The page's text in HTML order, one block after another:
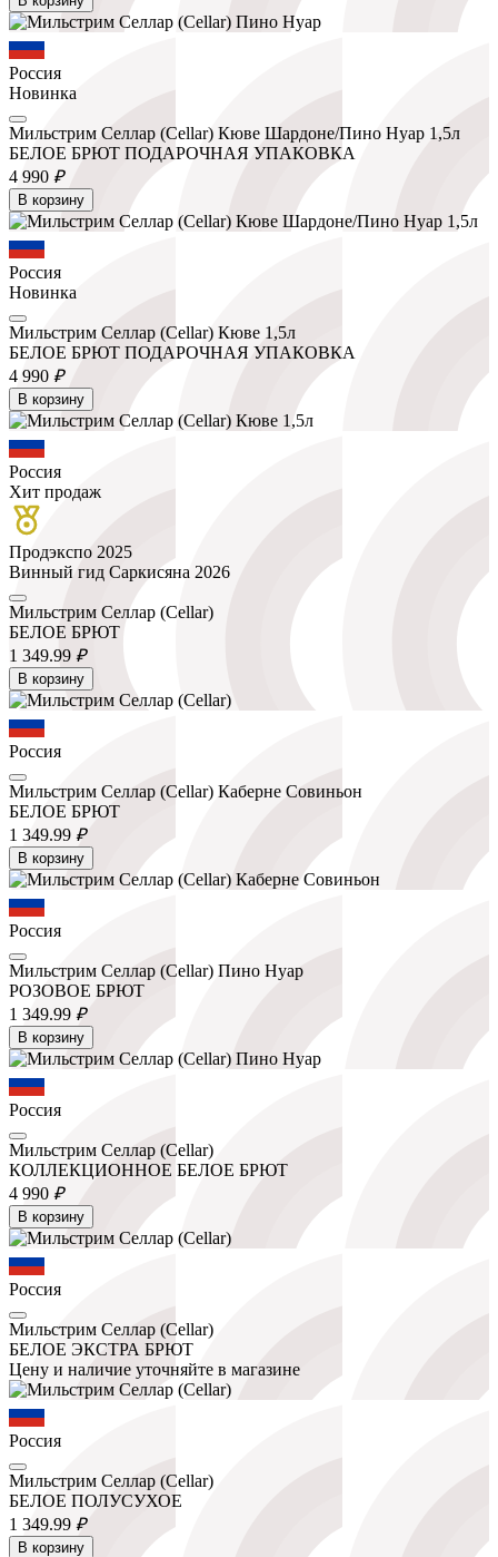
Россия
Новинка
Мильстрим Селлар (Cellar) Кюве Шардоне/Пино Нуар 1,5л
БЕЛОЕ БРЮТ ПОДАРОЧНАЯ УПАКОВКА
4 990 ₽
В корзину
Россия
Новинка
Мильстрим Селлар (Cellar) Кюве 1,5л
БЕЛОЕ БРЮТ ПОДАРОЧНАЯ УПАКОВКА
4 990 ₽
В корзину
Россия
Хит продаж
Продэкспо 2025
Винный гид Саркисяна 2026
Мильстрим Селлар (Cellar)
БЕЛОЕ БРЮТ
1 349.99 ₽
В корзину
Россия
Мильстрим Селлар (Cellar) Каберне Совиньон
БЕЛОЕ БРЮТ
1 349.99 ₽
В корзину
Россия
Мильстрим Селлар (Cellar) Пино Нуар
РОЗОВОЕ БРЮТ
1 349.99 ₽
В корзину
Россия
Мильстрим Селлар (Cellar)
КОЛЛЕКЦИОННОЕ БЕЛОЕ БРЮТ
4 990 ₽
В корзину
Россия
Мильстрим Селлар (Cellar)
БЕЛОЕ ЭКСТРА БРЮТ
Цену и наличие уточняйте в магазине
Россия
Мильстрим Селлар (Cellar)
БЕЛОЕ ПОЛУСУХОЕ
1 349.99 ₽
В корзину